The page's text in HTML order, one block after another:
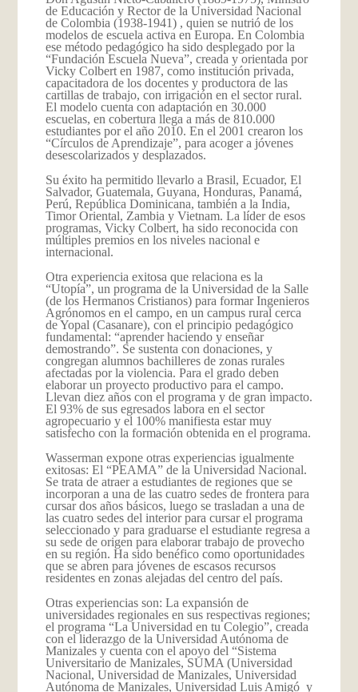
de Educación y Rector de la Universidad Nacional
de Colombia (1938-1941) , quien se nutrió de los
modelos de escuela activa en Europa. En Colombia
ese método pedagógico ha sido desplegado por la
“Fundación Escuela Nueva”, creada y orientada por
Vicky Colbert en 1987, como institución privada,
capacitadora de los docentes y productora de las
cartillas de trabajo, con irrigación en el sector rural.
El modelo cuenta con adaptación en 30.000
escuelas, en cobertura llega a más de 810.000
estudiantes por el año 2010. En el 2001 crearon los
“Círculos de Aprendizaje”, para acoger a jóvenes
desescolarizados y desplazados.
Su éxito ha permitido llevarlo a Brasil, Ecuador, El
Salvador, Guatemala, Guyana, Honduras, Panamá,
Perú, República Dominicana, también a la India,
Timor Oriental, Zambia y Vietnam. La líder de esos
programas, Vicky Colbert, ha sido reconocida con
múltiples premios en los niveles nacional e
internacional.
Otra experiencia exitosa que relaciona es la
“Utopía”, un programa de la Universidad de la Salle
(de los Hermanos Cristianos) para formar Ingenieros
Agrónomos en el campo, en un campus rural cerca
de Yopal (Casanare), con el principio pedagógico
fundamental: “aprender haciendo y enseñar
demostrando”. Se sustenta con donaciones, y
congregan alumnos bachilleres de zonas rurales
afectadas por la violencia. Para el grado deben
elaborar un proyecto productivo para el campo.
Llevan diez años con el programa y de gran impacto.
El 93% de sus egresados labora en el sector
agropecuario y el 100% manifiesta estar muy
satisfecho con la formación obtenida en el programa.
Wasserman expone otras experiencias igualmente
exitosas: El “PEAMA” de la Universidad Nacional.
Se trata de atraer a estudiantes de regiones que se
incorporan a una de las cuatro sedes de frontera para
cursar dos años básicos, luego se trasladan a una de
las cuatro sedes del interior para cursar el programa
seleccionado y para graduarse el estudiante regresa a
su sede de origen para elaborar trabajo de provecho
en su región. Ha sido benéfico como oportunidades
que se abren para jóvenes de escasos recursos
residentes en zonas alejadas del centro del país.
Otras experiencias son: La expansión de
universidades regionales en sus respectivas regiones;
el programa “La Universidad en tu Colegio”, creada
con el liderazgo de la Universidad Autónoma de
Manizales y cuenta con el apoyo del “Sistema
Universitario de Manizales, SUMA (Universidad
Nacional, Universidad de Manizales, Universidad
Autónoma de Manizales, Universidad Luis Amigó y